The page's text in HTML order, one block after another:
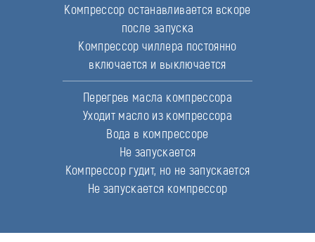
Компрессор останавливается вскоре
после запуска
Компрессор чиллера постоянно
включается и выключается
Перегрев масла компрессора
Уходит масло из компрессора
Вода в компрессоре
Не запускается
Компрессор гудит, но не запускается
Не запускается компрессор